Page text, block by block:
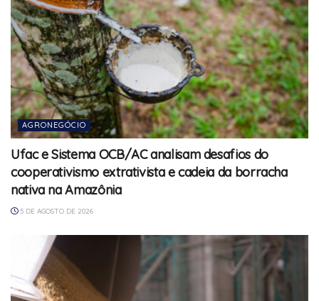
AGRONEGÓCIO
Ufac e Sistema OCB/AC analisam desafios do
cooperativismo extrativista e cadeia da borracha
nativa na Amazônia
5 DE AGOSTO DE 2026